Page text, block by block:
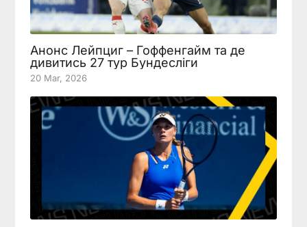
Анонс Лейпциг – Гоффенгайм та де
дивитись 27 тур Бундесліги
20 Mar, 2026